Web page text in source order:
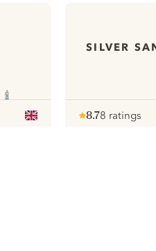
SILVER
8.78 ratings